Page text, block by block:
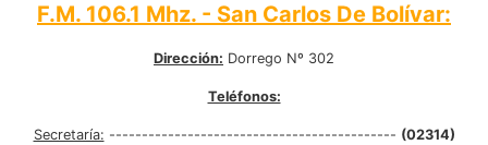
F.M. 106.1 Mhz. - San Carlos De Bolívar:
Dirección: Dorrego Nº 302
Teléfonos:
Secretaría: -------------------------------------------- (02314)